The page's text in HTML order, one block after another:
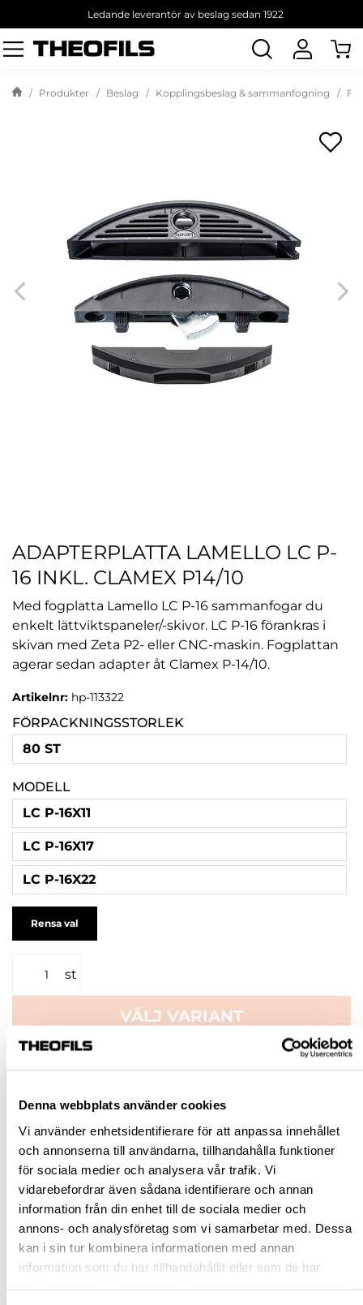
Denna webbplats använder cookies
Vi använder enhetsidentifierare för att anpassa innehållet
och annonserna till användarna, tillhandahålla funktioner
för sociala medier och analysera vår trafik. Vi
vidarebefordrar även sådana identifierare och annan
information från din enhet till de sociala medier och
annons- och analysföretag som vi samarbetar med. Dessa
kan i sin tur kombinera informationen med annan
information som du har tillhandahållit eller som de har
Ledande leverantör av beslag sedan 1922
Sök
produkt
Produkter Beslag Kopplingsbeslag & sammanfogning
ADAPTERPLATTA LAMELLO LC P-
16 INKL. CLAMEX P14/10
Med fogplatta Lamello LC P-16 sammanfogar du
enkelt lättviktspaneler/-skivor. LC P-16 förankras i
skivan med Zeta P2- eller CNC-maskin. Fogplattan
agerar sedan adapter åt Clamex P-14/10.
Artikelnr: hp-113322
FÖRPACKNINGSSTORLEK
80 ST
MODELL
LC P-16X11
LC P-16X17
LC P-16X22
Rensa val
st
VÄLJ VARIANT
Ledande leverantör i Sverige
BESKRIVNING & FILER
FRÅGA OM PRODUKT
RECENSIONER